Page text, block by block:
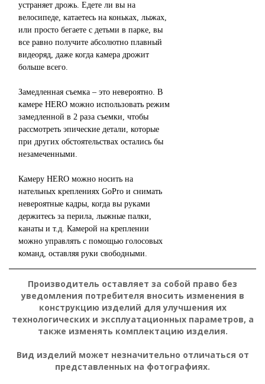
устраняет дрожь. Едете ли вы на
велосипеде, катаетесь на коньках, лыжах,
или просто бегаете с детьми в парке, вы
все равно получите абсолютно плавный
видеоряд, даже когда камера дрожит
больше всего.
Замедленная съемка – это невероятно. В
камере HERO можно использовать режим
замедленной в 2 раза съемки, чтобы
рассмотреть эпические детали, которые
при других обстоятельствах остались бы
незамеченными.
Камеру HERO можно носить на
нательных креплениях GoPro и снимать
невероятные кадры, когда вы руками
держитесь за перила, лыжные палки,
канаты и т.д. Камерой на креплении
можно управлять с помощью голосовых
команд, оставляя руки свободными.
Производитель оставляет за собой право без
уведомления потребителя вносить изменения в
конструкцию изделий для улучшения их
технологических и эксплуатационных параметров, а
также изменять комплектацию изделия.
Вид изделий может незначительно отличаться от
представленных на фотографиях.